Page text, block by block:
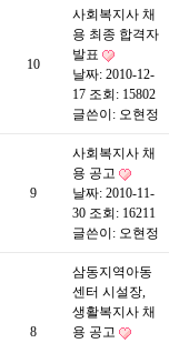
10
사회복지사 채
용 최종 합격자
발표
날짜: 2010-12-
17 조회: 15802
글쓴이: 오현정
9
사회복지사 채
용 공고
날짜: 2010-11-
30 조회: 16211
글쓴이: 오현정
8
삼동지역아동
센터 시설장,
생활복지사 채
용 공고